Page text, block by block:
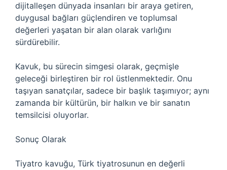
dijitalleşen dünyada insanları bir araya getiren,
duygusal bağları güçlendiren ve toplumsal
değerleri yaşatan bir alan olarak varlığını
sürdürebilir.
Kavuk, bu sürecin simgesi olarak, geçmişle
geleceği birleştiren bir rol üstlenmektedir. Onu
taşıyan sanatçılar, sadece bir başlık taşımıyor; aynı
zamanda bir kültürün, bir halkın ve bir sanatın
temsilcisi oluyorlar.
Sonuç Olarak
Tiyatro kavuğu, Türk tiyatrosunun en değerli